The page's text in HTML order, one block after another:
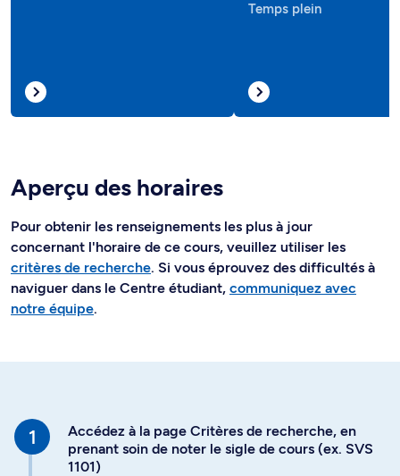
Temps plein
Aperçu des horaires
Pour obtenir les renseignements les plus à jour
concernant l'horaire de ce cours, veuillez utiliser les
critères de recherche. Si vous éprouvez des difficultés à
naviguer dans le Centre étudiant, communiquez avec
notre équipe.
Accédez à la page Critères de recherche, en
prenant soin de noter le sigle de cours (ex. SVS
1101)